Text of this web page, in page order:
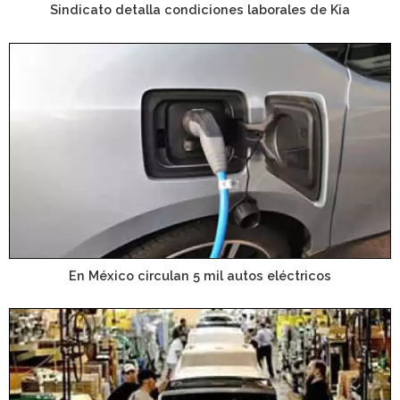
Sindicato detalla condiciones laborales de Kia
En México circulan 5 mil autos eléctricos